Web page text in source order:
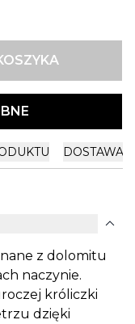
DOSTAWA
expand_more
z dolomitu
naczynie.
króliczki
dzięki